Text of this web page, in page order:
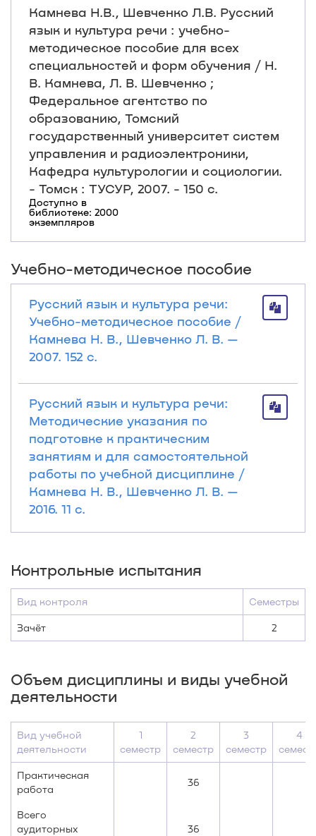
Камнева Н.В., Шевченко Л.В. Русский
язык и культура речи : учебно-
методическое пособие для всех
специальностей и форм обучения / Н.
В. Камнева, Л. В. Шевченко ;
Федеральное агентство по
образованию, Томский
государственный университет систем
управления и радиоэлектроники,
Кафедра культурологии и социологии.
- Томск : ТУСУР, 2007. - 150 с.
Доступно в
библиотеке: 2000
экземпляров
Учебно-методическое пособие
Русский язык и культура речи:
Учебно-методическое пособие /
Камнева Н. В., Шевченко Л. В. —
2007. 152 с.
Русский язык и культура речи:
Методические указания по
подготовке к практическим
занятиям и для самостоятельной
работы по учебной дисциплине /
Камнева Н. В., Шевченко Л. В. —
2016. 11 с.
Контрольные испытания
Вид контроля Семестры
Зачёт 2
Объем дисциплины и виды учебной
деятельности
Вид учебной
деятельности
1
семестр
2
семестр
3
семестр
4
Практическая
работа
36
Всего
аудиторных
36